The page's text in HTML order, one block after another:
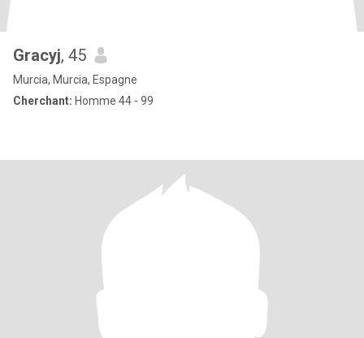
Gracyj, 45
Murcia, Murcia, Espagne
Cherchant: Homme 44 - 99